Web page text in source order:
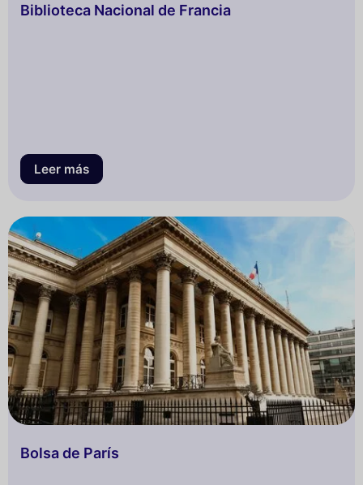
Biblioteca Nacional de Francia
Leer más
Bolsa de París